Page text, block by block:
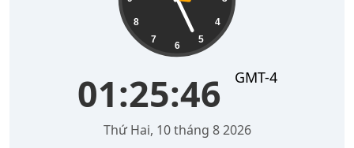
4
5
6
7
8
01:25:47 GMT-4
Thứ Hai, 10 tháng 8 2026